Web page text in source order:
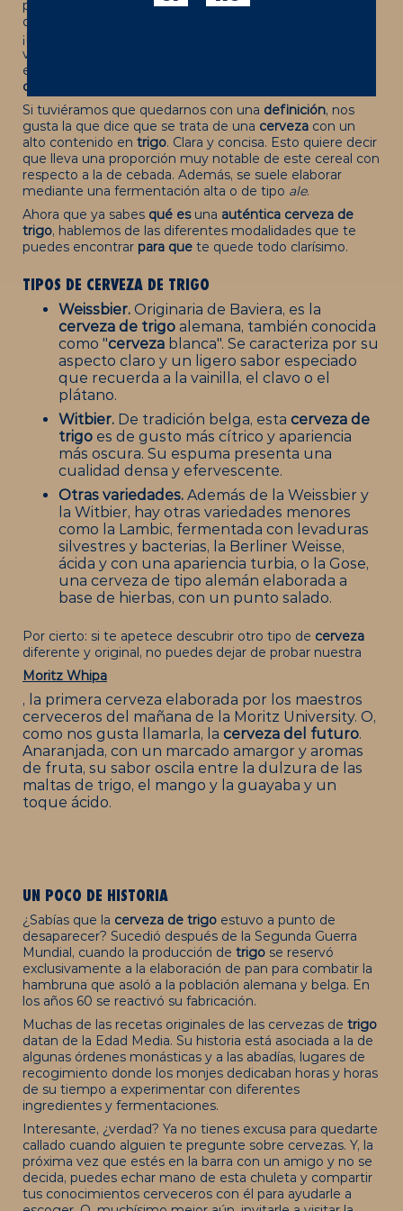
pasteurizar es que existen tantas variedades distintas
que su disfrute se adapta a cualquier gusto y ocasión.
¡En Moritz las conocemos todas! En concreto, hoy
vamos a acercarte al mundo de
elaboración muy popular entre los amantes de la
cerveza
Si tuviéramos que quedarnos con una definición, nos
gusta la que dice que se trata de una cerveza con un
alto contenido en trigo. Clara y concisa. Esto quiere decir
que lleva una proporción muy notable de este cereal con
respecto a la de cebada. Además, se suele elaborar
mediante una fermentación alta o de tipo ale.
Ahora que ya sabes qué esuna auténtica cerveza de
trigo, hablemos de las diferentes modalidades que te
puedes encontrar para que te quede todo clarísimo.
TIPOS DE CERVEZA DE TRIGO
Weissbier. Originaria de Baviera, es la
cerveza de trigo alemana, también conocida
como "cerveza blanca". Se caracteriza por su
aspecto claro y un ligero sabor especiado
que recuerda a la vainilla, el clavo o el
plátano.
Witbier. De tradición belga, esta cerveza de
trigo es de gusto más cítrico y apariencia
más oscura. Su espuma presenta una
cualidad densa y efervescente.
Otras variedades. Además de la Weissbier y
la Witbier, hay otras variedades menores
como la Lambic, fermentada con levaduras
silvestres y bacterias, la Berliner Weisse,
ácida y con una apariencia turbia, o la Gose,
una cerveza de tipo alemán elaborada a
base de hierbas, con un punto salado.
Por cierto: si te apetece descubrir otro tipo de cerveza
diferente y original, no puedes dejar de probar nuestra
Moritz Whipa
, la primera cerveza elaborada por los maestros
cerveceros del mañana de la Moritz University. O,
como nos gusta llamarla, la cerveza del futuro.
Anaranjada, con un marcado amargor y aromas
de fruta, su sabor oscila entre la dulzura de las
maltas de trigo, el mango y la guayaba y un
toque ácido.
UN POCO DE HISTORIA
¿Sabías que la cerveza de trigo estuvo a punto de
desaparecer? Sucedió después de la Segunda Guerra
Mundial, cuando la producción de trigo se reservó
exclusivamente a la elaboración de pan para combatir la
hambruna que asoló a la población alemana y belga. En
los años 60 se reactivó su fabricación.
Muchas de las recetas originales de las cervezas de trigo
datan de la Edad Media. Su historia está asociada a la de
algunas órdenes monásticas y a las abadías, lugares de
recogimiento donde los monjes dedicaban horas y horas
de su tiempo a experimentar con diferentes
ingredientes y fermentaciones.
Interesante, ¿verdad? Ya no tienes excusa para quedarte
callado cuando alguien te pregunte sobre cervezas. Y, la
próxima vez que estés en la barra con un amigo y no se
decida, puedes echar mano de esta chuleta y compartir
tus conocimientos cerveceros con él para ayudarle a